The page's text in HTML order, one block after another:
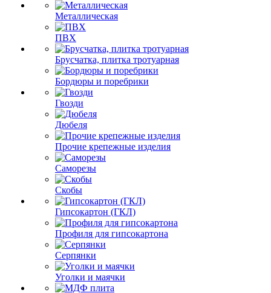
Металлическая
ПВХ
Брусчатка, плитка тротуарная
Бордюры и поребрики
Гвозди
Дюбеля
Прочие крепежные изделия
Саморезы
Скобы
Гипсокартон (ГКЛ)
Профиля для гипсокартона
Серпянки
Уголки и маячки